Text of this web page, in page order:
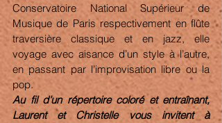
Conservatoire National Supérieur de
Musique de Paris respectivement en flûte
traversière classique et en jazz, elle
voyage avec aisance d’un style à l’autre,
en passant par l’improvisation libre ou la
pop.
Au fil d’un répertoire coloré et entraînant,
Laurent et Christelle vous invitent à